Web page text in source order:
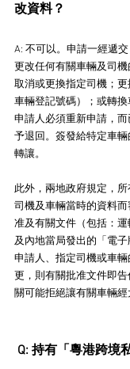
改資料？
A: 不可以。申請一經遞
更改任何有關車輛及司機
取消或更換指定司機；
車輛登記號碼）；或轉
申請人必須重新申請，
予退回。簽發給特定車
轉讓。
此外，兩地政府規定，所
司機及車輛當時的資料
准及有關文件（包括：運
及內地當局發出的「電
申請人、指定司機或車
更，則有關批准文件即
關可能拒絕讓有關車輛經
Q: 持有「粵港跨境